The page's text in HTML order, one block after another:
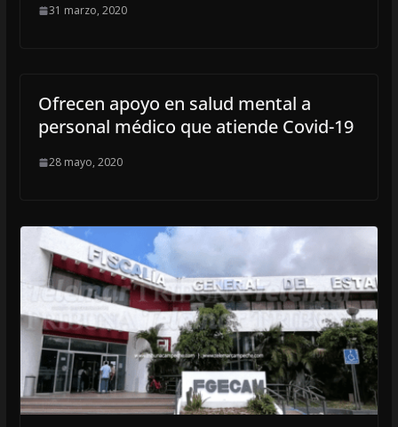
31 marzo, 2020
Ofrecen apoyo en salud mental a
personal médico que atiende Covid-19
28 mayo, 2020